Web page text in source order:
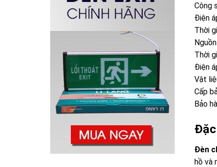
Công
Điện
Thời
Thời
Điện
Vật
Cấp
Bảo
Đèn
hồ và